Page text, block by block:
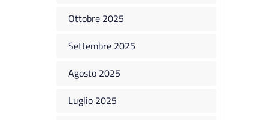
Ottobre 2025
Settembre 2025
Agosto 2025
Luglio 2025